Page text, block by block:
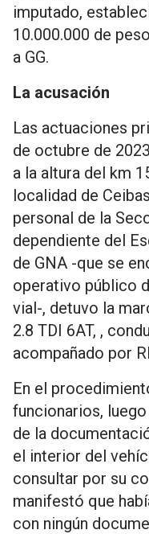
imputado,
10.000.000 de
a GG.
La acusación
Las actuaciones
de octubre de
a la altura del km
localidad de
personal de la
dependiente del
de GNA -que se
operativo público
vial-, detuvo la
2.8 TDI 6AT, ,
acompañado por
En el
funcionarios,
de la
el interior del
consultar por su
manifestó que
con ningún